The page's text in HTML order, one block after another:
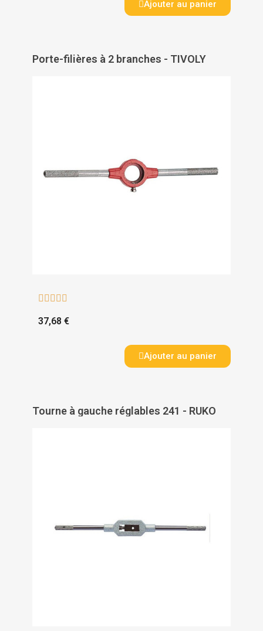
Ajouter au panier
Porte-filières à 2 branches - TIVOLY
    
37,68 €
Ajouter au panier
Tourne à gauche réglables 241 - RUKO